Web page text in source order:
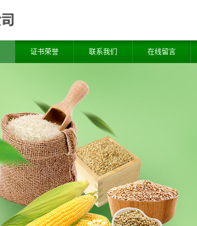
证书荣誉 联系我们 在线留言